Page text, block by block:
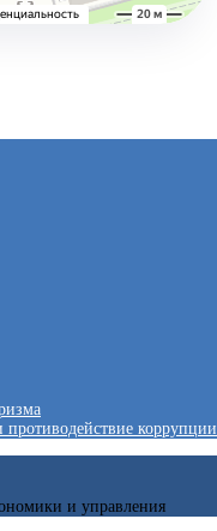
коррупции
и управления